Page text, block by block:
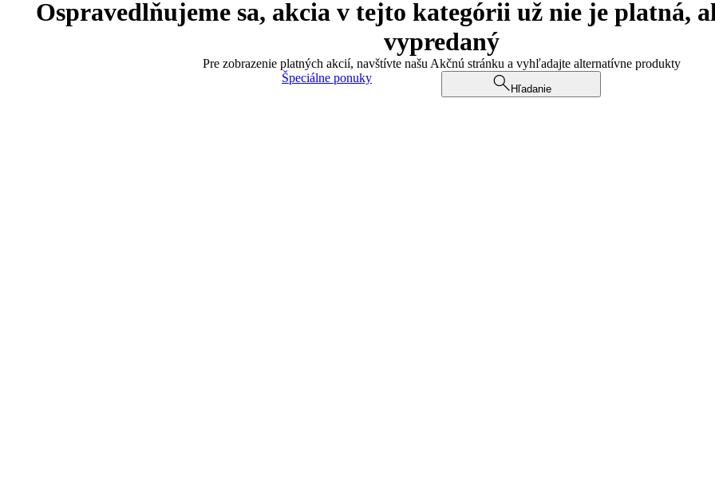
Ospravedlňujeme sa, akcia v tejto kategórii už nie je platná,
vypredaný
Pre zobrazenie platných akcií, navštívte našu Akčnú stránku a vyhľadajte alternatívne produkty
Špeciálne ponuky
Hľadanie